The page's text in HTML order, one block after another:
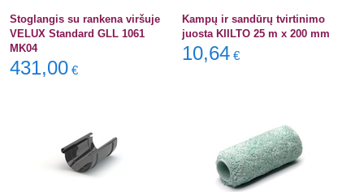
Stoglangis su rankena viršuje
VELUX Standard GLL 1061
MK04
431,00 €
Kampų ir sandūrų tvirtinimo
juosta KIILTO 25 m x 200 mm
10,64 €